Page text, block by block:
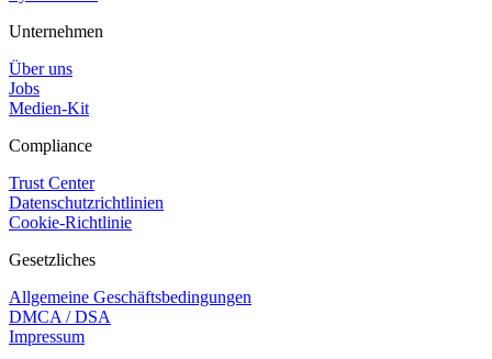
Unternehmen
Über uns
Jobs
Medien-Kit
Compliance
Trust Center
Datenschutzrichtlinien
Cookie-Richtlinie
Gesetzliches
Allgemeine Geschäftsbedingungen
DMCA / DSA
Impressum